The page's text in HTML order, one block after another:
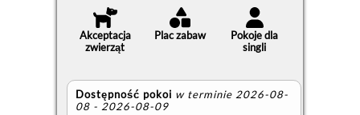
Akceptacja
zwierząt
Plac zabaw
Pokoje dla
singli
Dostępność pokoi w terminie 2026-08-
08 - 2026-08-09